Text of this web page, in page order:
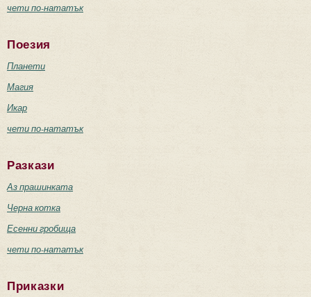
чети по-нататък
Поезия
Планети
Магия
Икар
чети по-нататък
Разкази
Аз прашинката
Черна котка
Есенни гробища
чети по-нататък
Приказки